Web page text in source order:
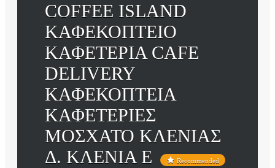
COFFEE ISLAND
ΚΑΦΕΚΟΠΤΕΙΟ
ΚΑΦΕΤΕΡΙΑ CAFE
DELIVERY
ΚΑΦΕΚΟΠΤΕΙΑ
ΚΑΦΕΤΕΡΙΕΣ
ΜΟΣΧΑΤΟ ΚΛΕΝΙΑΣ
Δ. ΚΛΕΝΙΑ Ε
Recommended